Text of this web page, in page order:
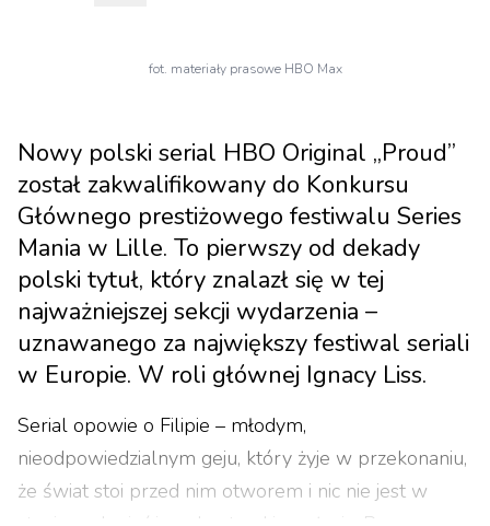
fot. materiały prasowe HBO Max
Nowy polski serial HBO Original „Proud”
został zakwalifikowany do Konkursu
Głównego prestiżowego festiwalu Series
Mania w Lille. To pierwszy od dekady
polski tytuł, który znalazł się w tej
najważniejszej sekcji wydarzenia –
uznawanego za największy festiwal seriali
w Europie. W roli głównej Ignacy Liss.
Serial opowie o Filipie – młodym,
nieodpowiedzialnym geju, który żyje w przekonaniu,
że świat stoi przed nim otworem i nic nie jest w